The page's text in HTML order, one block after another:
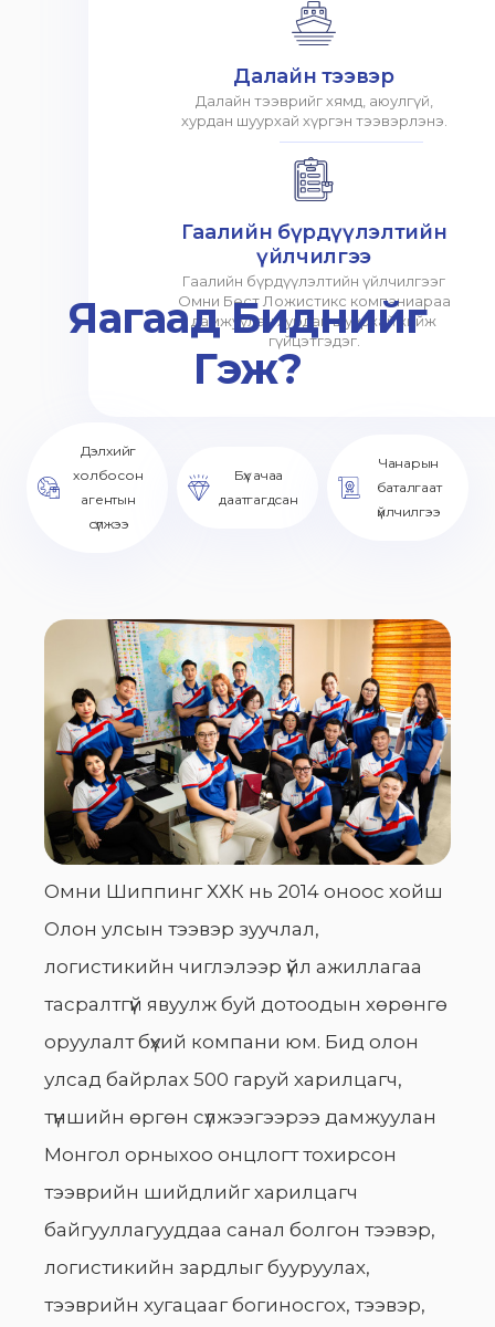
Далайн тээвэр
Далайн тээврийг хямд, аюулгүй,
хурдан шуурхай хүргэн тээвэрлэнэ.
Гаалийн бүрдүүлэлтийн
үйлчилгээ
Гаалийн бүрдүүлэлтийн үйлчилгээг
Омни Бест Ложистикс компаниараа
дамжуулан хурдан шуурхай хийж
гүйцэтгэдэг.
Яагаад Биднийг
Гэж?
Дэлхийг
холбосон
агентын
сүлжээ
Бүх ачаа
даатгагдсан
Чанарын
баталгаат
үйлчилгээ
Омни Шиппинг ХХК нь 2014 оноос хойш
Олон улсын тээвэр зуучлал,
логистикийн чиглэлээр үйл ажиллагаа
тасралтгүй явуулж буй дотоодын хөрөнгө
оруулалт бүхий компани юм. Бид олон
улсад байрлах 500 гаруй харилцагч,
түншийн өргөн сүлжээгээрээ дамжуулан
Монгол орныхоо онцлогт тохирсон
тээврийн шийдлийг харилцагч
байгууллагууддаа санал болгон тээвэр,
логистикийн зардлыг бууруулах,
тээврийн хугацааг богиносгох, тээвэр,